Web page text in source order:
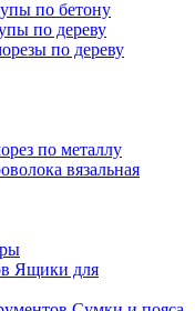
по бетону
по дереву
по дереву
по металлу
вязальная
Ящики для